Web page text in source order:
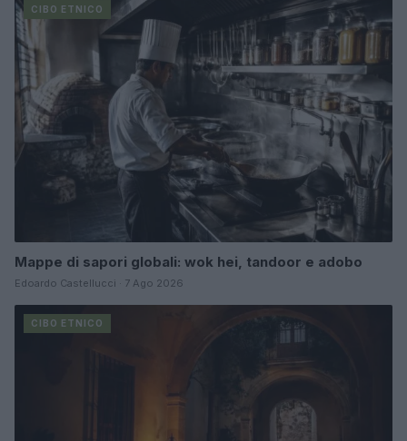
CIBO ETNICO
Mappe di sapori globali: wok hei, tandoor e adobo
Edoardo Castellucci · 7 Ago 2026
CIBO ETNICO